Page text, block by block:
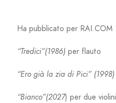
Ha pubblicato per RAI.COM
“Tredici”(1986) per flauto
“Ero già la zia di Pici” (1998)
“Bianco”(2027) per due violini